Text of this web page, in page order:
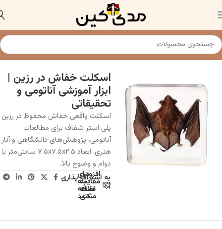
خانه مولاژ حیوانات
اسکلت خفاش در رزین |
ابزار آموزشی آناتومی و
تحقیقاتی
اسکلت واقعی خفاش محفوظ در رزین
پلی استر شفاف برای مطالعات
آناتومی، پژوهش‌های دانشگاهی و آثار
هنری. ابعاد ۷.۵x۷.۵x۲.۵ سانتی‌متر با
دوام و وضوح بالا.
برای
مقایسه
اضافه
کنید
افزودن
به
علاقه
مندی
به اشتراک پذاری